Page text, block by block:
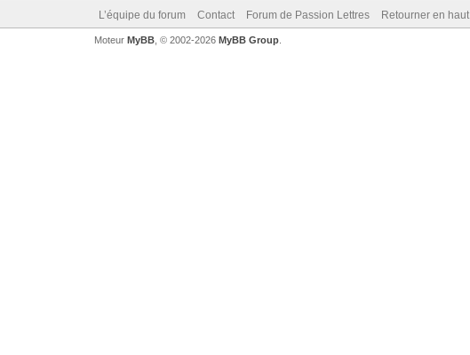
L’équipe du forum Contact Forum de Passion Lettres Retourner en haut
Moteur MyBB, © 2002-2026 MyBB Group.